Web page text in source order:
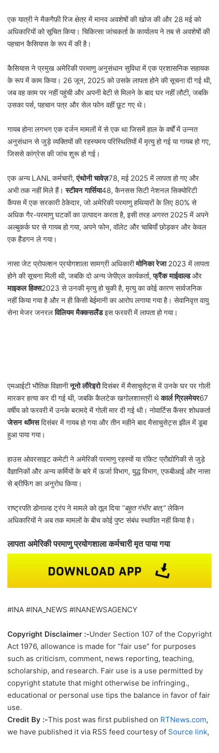
एक यात्री ने मैकगैफ़ी रिज क्षेत्र में मानव अवशेषों की खोज की और 28 मई को
अधिकारियों को सूचित किया। चिकित्सा जांचकर्ता के कार्यालय ने तब से अवशेषों की
पहचान कैसियास के रूप में की है।
कैसियास ने प्रमुख अमेरिकी परमाणु अनुसंधान सुविधा में एक प्रशासनिक सहायक
के रूप में काम किया। 26 जून, 2025 को उसके लापता होने की सूचना दी गई थी,
जब वह काम पर नहीं पहुंची और अपनी बेटी से मिलने के बाद घर नहीं लौटी, जबकि
उसका पर्स, पहचान पत्र और सेल फोन वहीं छूट गए थे।
गायब होना लगभग एक दर्जन मामलों में से एक था जिसमें हाल के वर्षों में उन्नत
अनुसंधान से जुड़े व्यक्तियों की रहस्यमय परिस्थितियों में मृत्यु हो गई या गायब हो गए,
जिससे कांग्रेस की जांच शुरू हो गई।
एक अन्य LANL कर्मचारी,एंथोनी चावेज़78, मई 2025 में लापता हो गए और
अभी तक नहीं मिले हैं।स्टीवन गार्सिया48, कैनसस सिटी नेशनल सिक्योरिटी
कैंपस में एक सरकारी ठेकेदार, जो अमेरिकी परमाणु हथियारों के लिए 80% से
अधिक गैर-परमाणु घटकों का उत्पादन करता है, इसी तरह अगस्त 2025 में अपने
अल्बुकर्क घर से गायब हो गया, अपने फोन, वॉलेट और चाबियाँ छोड़कर और केवल
एक हैंडगन ले गया।
नासा जेट प्रोपल्शन प्रयोगशाला सामग्री अधिकारीमोनिका रेजा2023 में लापता
होने की सूचना मिली थी, जबकि दो अन्य जेपीएल कार्यकर्ता,फ्रैंक माईवाल्डऔर
माइकल हिक्स2023 से उनकी मृत्यु हो चुकी है, मृत्यु का कोई कारण सार्वजनिक
नहीं किया गया है और न ही किसी बेईमानी का आरोप लगाया गया है। सेवानिवृत्त वायु
सेना मेजर जनरलविलियम मैक्कसलैंडइस फरवरी में लापता हो गया।
एमआईटी भौतिक विज्ञानीनूनो लौरेइरोदिसंबर में मैसाचुसेट्स में उनके घर पर गोली
मारकर हत्या कर दी गई थी, जबकि कैलटेक खगोलशास्त्री थेकार्ल ग्रिलमेयर67
वर्षीय को फरवरी में उनके बरामदे में गोली मार दी गई थी। नोवार्टिस कैंसर शोधकर्ता
जेसन थॉमसदिसंबर में गायब हो गया और तीन महीने बाद मैसाचुसेट्स झील में डूबा
हुआ पाया गया।
हाउस ओवरसाइट कमेटी ने अमेरिकी परमाणु रहस्यों या रॉकेट प्रौद्योगिकी से जुड़े
वैज्ञानिकों और अन्य कर्मियों के बारे में ऊर्जा विभाग, युद्ध विभाग, एफबीआई और नासा
से ब्रीफिंग का अनुरोध किया।
राष्ट्रपति डोनाल्ड ट्रंप ने मामले को तूल दिया “बहुत गंभीर बात,”लेकिन
अधिकारियों ने अब तक मामलों के बीच कोई पुष्ट संबंध स्थापित नहीं किया है।
लापता अमेरिकी परमाणु प्रयोगशाला कर्मचारी मृत पाया गया
#INA #INA_NEWS #INANEWSAGENCY
Copyright Disclaimer :-Under Section 107 of the Copyright
Act 1976, allowance is made for “fair use” for purposes
such as criticism, comment, news reporting, teaching,
scholarship, and research. Fair use is a use permitted by
copyright statute that might otherwise be infringing.,
educational or personal use tips the balance in favor of fair
use.
Credit By :-This post was first published on RTNews.com,
we have published it via RSS feed courtesy of Source link,